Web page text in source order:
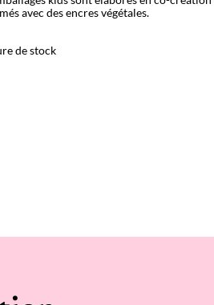
avec des encres végétales.
de stock